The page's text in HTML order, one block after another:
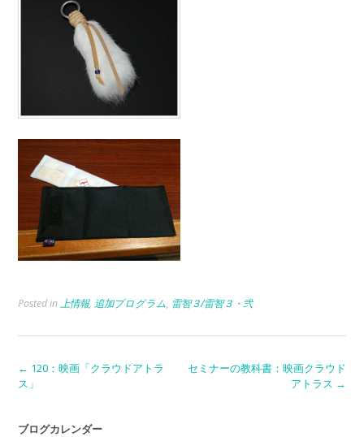
Posted in上情報, 追加プログラム, 雷智３/雷智３・弐
Post
navigation
← 120：映画「クラウドアトラ
ス」
セミナーの教科書：映画クラウド
アトラス →
ブログカレンダー